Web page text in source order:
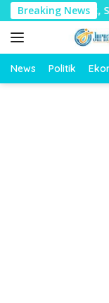
Langsung
ke
konten
Breaking News
Sound Horeg
News Politik